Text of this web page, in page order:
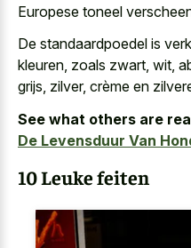
Europese toneel
De standaardpoedel is
kleuren, zoals zwart, wit,
grijs, zilver, crème en
See what others are
De Levensduur Van
10 Leuke feiten